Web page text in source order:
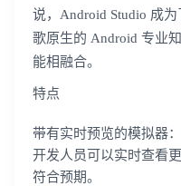
说，Android Studio 成
歌原生的 Android 专业
能相融合。
特点
带有实时预览的模拟器
开发人员可以实时查看
符合预期。